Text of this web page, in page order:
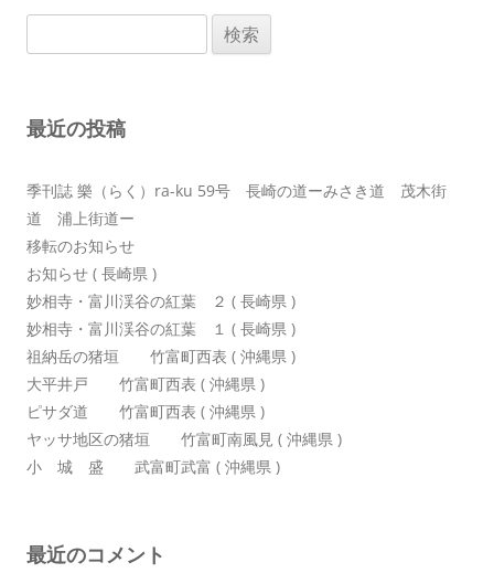
ン
索:
最近の投稿
季刊誌 樂（らく）ra-ku 59号 長崎の道ーみさき道 茂木街
道 浦上街道ー
移転のお知らせ
お知らせ ( 長崎県 )
妙相寺・富川渓谷の紅葉 ２ ( 長崎県 )
妙相寺・富川渓谷の紅葉 １ ( 長崎県 )
祖納岳の猪垣 竹富町西表 ( 沖縄県 )
大平井戸 竹富町西表 ( 沖縄県 )
ピサダ道 竹富町西表 ( 沖縄県 )
ヤッサ地区の猪垣 竹富町南風見 ( 沖縄県 )
小 城 盛 武富町武富 ( 沖縄県 )
最近のコメント